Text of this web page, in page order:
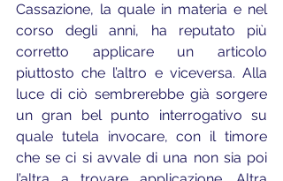
Cassazione, la quale in materia e nel
corso degli anni, ha reputato più
corretto applicare un articolo
piuttosto che l’altro e viceversa. Alla
luce di ciò sembrerebbe già sorgere
un gran bel punto interrogativo su
quale tutela invocare, con il timore
che se ci si avvale di una non sia poi